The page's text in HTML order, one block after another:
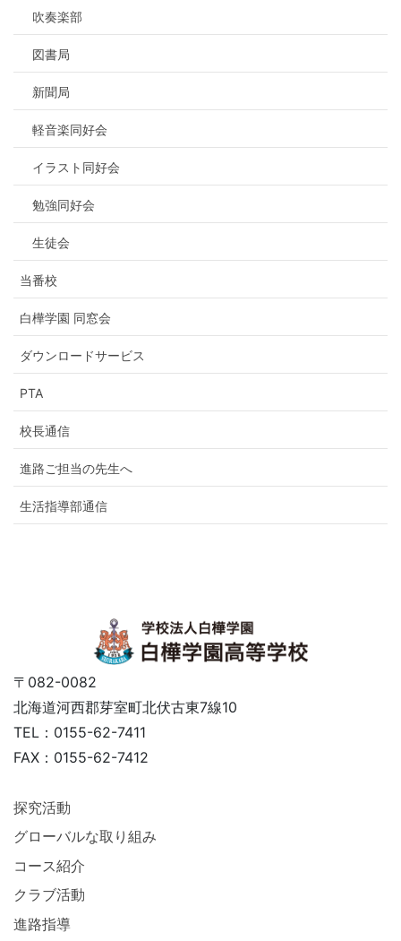
吹奏楽部
図書局
新聞局
軽音楽同好会
イラスト同好会
勉強同好会
生徒会
当番校
白樺学園 同窓会
ダウンロードサービス
PTA
校長通信
進路ご担当の先生へ
生活指導部通信
〒082-0082
北海道河西郡芽室町北伏古東7線10
TEL：0155-62-7411
FAX：0155-62-7412
探究活動
グローバルな取り組み
コース紹介
クラブ活動
進路指導